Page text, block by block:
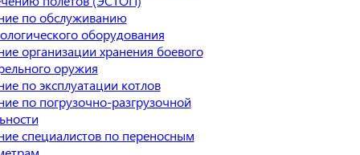
по обслуживанию
оборудования
организации хранения боевого
оружия
по эксплуатации котлов
по погрузочно-разгрузочной
специалистов по переносным